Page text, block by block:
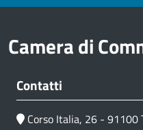
Camera di
Contatti
Corso Italia, 26 - 91100